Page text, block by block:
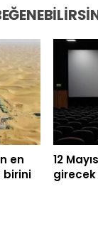
en
birini
12